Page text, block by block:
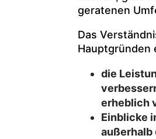
geratenen
Das
Hauptgründen
die
erheblich
Einblicke
außerhalb